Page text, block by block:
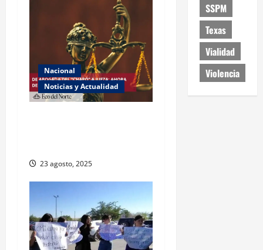
Nacional
Noticias y Actualidad
23 agosto, 2025
SSPM
Texas
Vialidad
Violencia